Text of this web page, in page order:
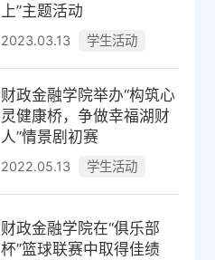
上”主题活动
2023.03.13 学生活动
财政金融学院举办“构筑心
灵健康桥，争做幸福湖财
人”情景剧初赛
2022.05.13 学生活动
财政金融学院在“俱乐部
杯”篮球联赛中取得佳绩